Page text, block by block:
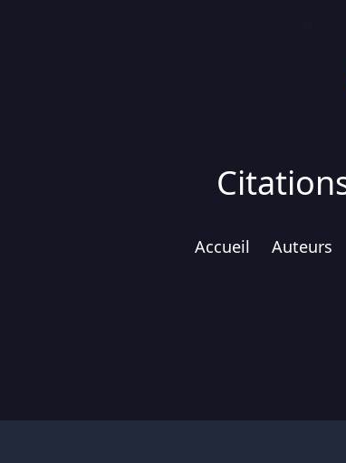
Accueil Auteurs